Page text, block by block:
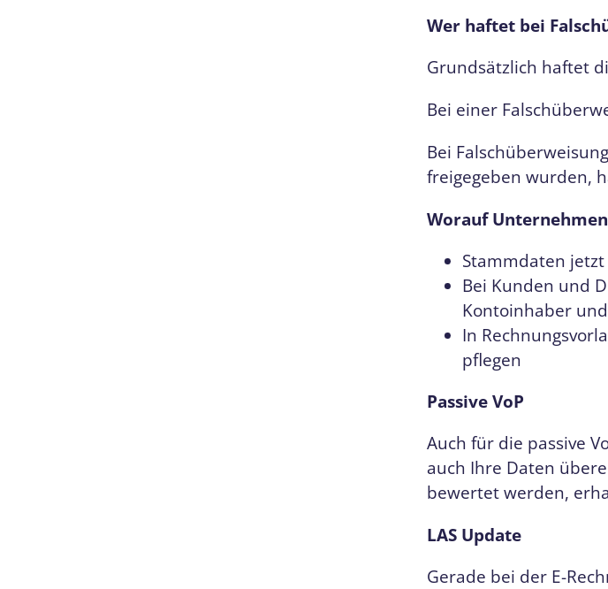
Wer haftet bei
Grundsätzlich haftet
Bei einer
Bei
freigegeben wurden,
Worauf
Stammdaten
Bei Kunden und
Kontoinhaber
In
pflegen
Passive VoP
Auch für die passive
auch Ihre Daten
bewertet werden,
LAS Update
Gerade bei der E-